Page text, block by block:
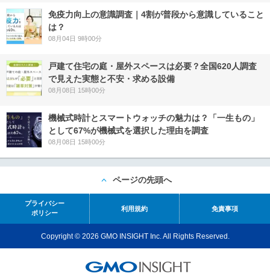
免疫力向上の意識調査｜4割が普段から意識していること
は？
08月04日 9時00分
戸建て住宅の庭・屋外スペースは必要？全国620人調査
で見えた実態と不安・求める設備
08月08日 15時00分
機械式時計とスマートウォッチの魅力は？「一生もの」
として67%が機械式を選択した理由を調査
08月08日 15時00分
ページの先頭へ
プライバシー
ポリシー
利用規約 免責事項
Copyright © 2026 GMO INSIGHT Inc. All Rights Reserved.